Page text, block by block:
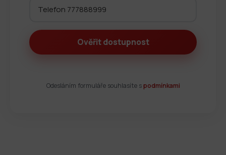
Odesláním formuláře souhlasíte spodmínkami